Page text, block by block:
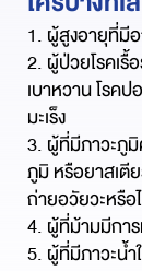
1. ผู้สูงอายุที่มี
2. ผู้ป่วยโรคเรื้
เบาหวาน โรคป
มะเร็ง
3. ผู้ที่มีภาวะภู
ภูมิ หรือยาสเตี
ถ่ายอวัยวะหรือ
4. ผู้ที่ม้ามมีกา
5. ผู้ที่มีภาวะน้